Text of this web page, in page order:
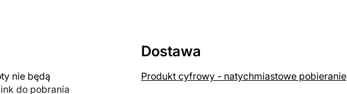
nie będą
do pobrania
Dostawa
Produkt cyfrowy - natychmiastowe pobieranie